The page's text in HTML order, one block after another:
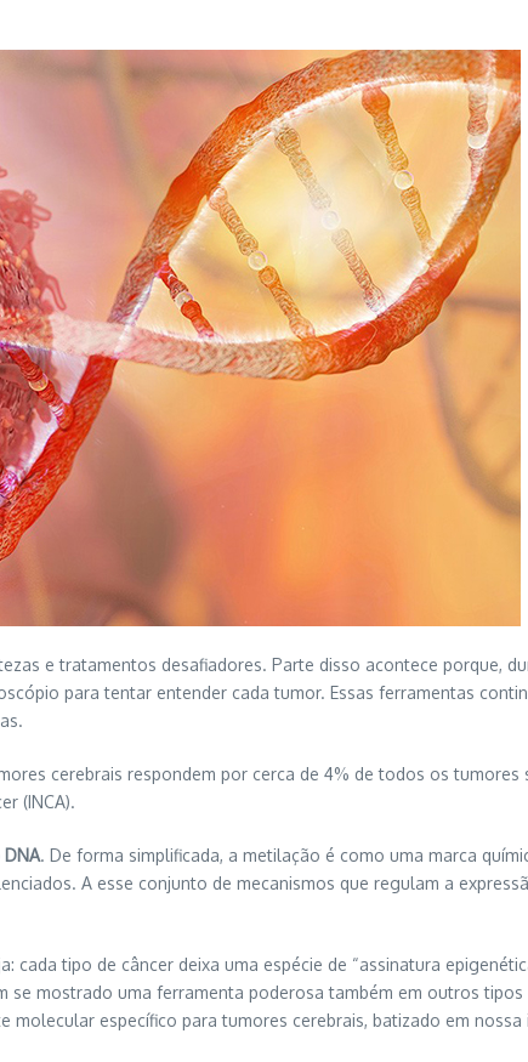
e tratamentos desafiadores. Parte disso acontece porque,
para tentar entender cada tumor. Essas ferramentas
cerebrais respondem por cerca de 4% de todos os tumores
(INCA).
. De forma simplificada, a metilação é como uma marca
A esse conjunto de mecanismos que regulam a
tipo de câncer deixa uma espécie de “assinatura
mostrado uma ferramenta poderosa também em outros tipos
específico para tumores cerebrais, batizado em